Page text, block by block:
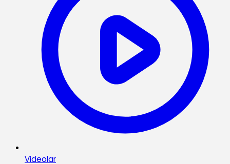
Videolar